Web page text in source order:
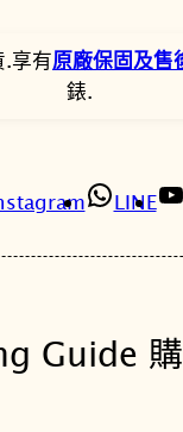
5
,
0
0
.享有原廠保固及售
錶.
LINE
Guide